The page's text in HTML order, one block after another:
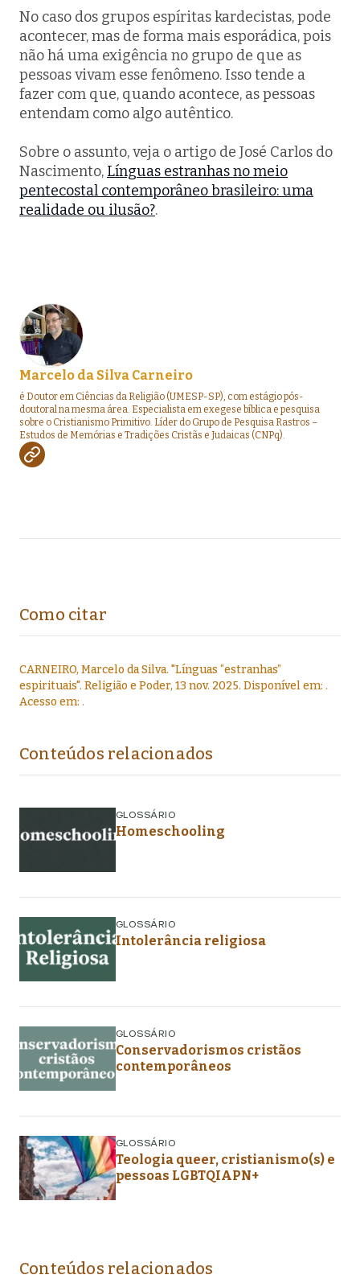
No caso dos grupos espíritas kardecistas, pode
acontecer, mas de forma mais esporádica, pois
não há uma exigência no grupo de que as
pessoas vivam esse fenômeno. Isso tende a
fazer com que, quando acontece, as pessoas
entendam como algo autêntico.
Sobre o assunto, veja o artigo de José Carlos do
Nascimento, Línguas estranhas no meio
pentecostal contemporâneo brasileiro: uma
realidade ou ilusão?.
Marcelo da Silva Carneiro
é Doutor em Ciências da Religião (UMESP-SP), com estágio pós-
doutoral na mesma área. Especialista em exegese bíblica e pesquisa
sobre o Cristianismo Primitivo. Líder do Grupo de Pesquisa Rastros –
Estudos de Memórias e Tradições Cristãs e Judaicas (CNPq).
Como citar
CARNEIRO, Marcelo da Silva. "Línguas “estranhas”
espirituais". Religião e Poder, 13 nov. 2025. Disponível em: .
Acesso em: .
Conteúdos relacionados
GLOSSÁRIO
Homeschooling
GLOSSÁRIO
Intolerância religiosa
GLOSSÁRIO
Conservadorismos cristãos
contemporâneos
GLOSSÁRIO
Teologia queer, cristianismo(s) e
pessoas LGBTQIAPN+
Conteúdos relacionados